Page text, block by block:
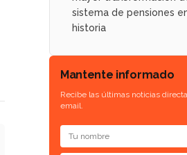
sistema de pensiones
historia
Mantente informado
Recibe las últimas noticias
email.